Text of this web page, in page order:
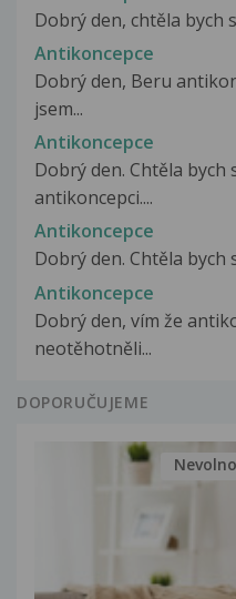
Dobrý den, chtěla bych
Antikoncepce
Dobrý den, Beru
jsem...
Antikoncepce
Dobrý den. Chtěla bych
antikoncepci....
Antikoncepce
Dobrý den. Chtěla bych
Antikoncepce
Dobrý den, vím že
neotěhotněli...
DOPORUČUJEME